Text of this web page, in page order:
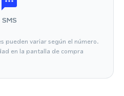
SMS
pueden variar según el número.
en la pantalla de compra